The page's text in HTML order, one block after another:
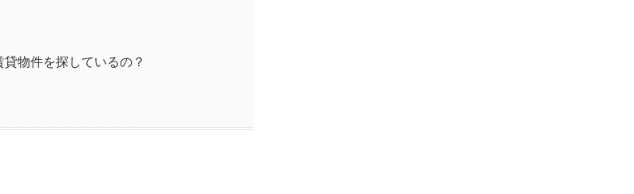
物件を探しているの？